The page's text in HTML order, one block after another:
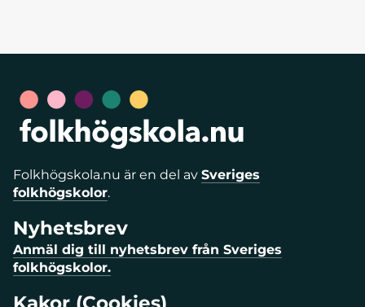
Folkhögskola.nu är en del av Sveriges
folkhögskolor.
Nyhetsbrev
Anmäl dig till nyhetsbrev från Sveriges
folkhögskolor.